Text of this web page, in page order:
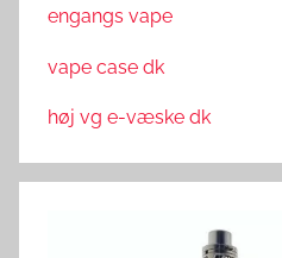
engangs vape
vape case dk
høj vg e-væske dk